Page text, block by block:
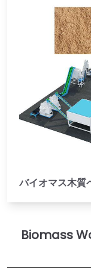
バイオマス木質